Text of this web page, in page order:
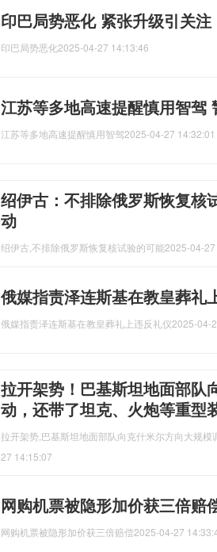
印巴局势恶化 紧张升级引关注
印巴局势恶化2025-04-27 14:13:46
江苏等多地高速提醒慎用智驾
江苏等多地高速提醒慎用智驾2025-04-27 14:32:01
绍伊古：不排除俄罗斯恢复核
动
绍伊古,不排除俄罗斯恢复核试验的可能2025-04-27
俄媒指责泽连斯基在教皇葬礼
俄媒指责泽连斯基在教皇葬礼上违反礼仪2025-04-
拉开架势！巴基斯坦地面部队
动，还带了坦克、火炮等重型
拉开架势,巴基斯坦地面部队向克什米尔方向大规模
27 14:15:07
网购机票被隐形加价获三倍赔
网购机票被隐形加价获三倍赔偿2025-04-27